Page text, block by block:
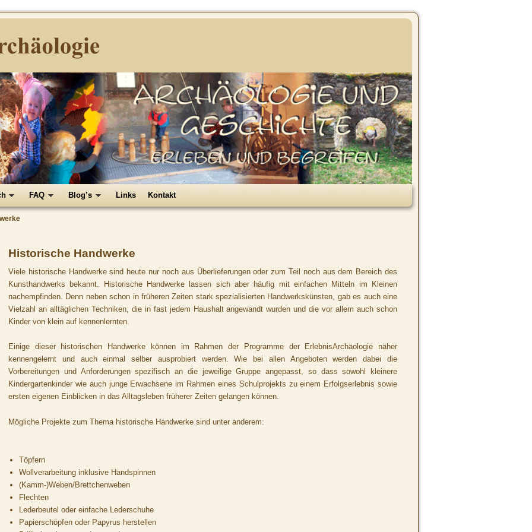
erleben und begreifen
FAQ Blog’s Links Kontakt
Historische Handwerke
Viele historische Handwerke sind heute nur noch aus Überlieferungen oder zum Teil noch aus dem Bereich des
Kunsthandwerks bekannt. Historische Handwerke lassen sich aber häufig mit einfachen Mitteln im Kleinen
nachempfinden. Denn neben schon in früheren Zeiten stark spezialisierten Handwerkskünsten, gab es auch eine
Vielzahl an alltäglichen Techniken, die in fast jedem Haushalt angewandt wurden und die vor allem auch schon
Kinder von klein auf kennenlernten.
Einige dieser historischen Handwerke können im Rahmen der Programme der ErlebnisArchäologie näher
kennengelernt und auch einmal selber ausprobiert werden. Wie bei allen Angeboten werden dabei die
Vorbereitungen und Anforderungen spezifisch an die jeweilige Gruppe angepasst, so dass sowohl kleinere
Kindergartenkinder wie auch junge Erwachsene im Rahmen eines Schulprojekts zu einem Erfolgserlebnis sowie
ersten eigenen Einblicken in das Alltagsleben früherer Zeiten gelangen können.
Mögliche Projekte zum Thema historische Handwerke sind unter anderem:
Töpfern
Wollverarbeitung inklusive Handspinnen
(Kamm-)Weben/Brettchenweben
Flechten
Lederbeutel oder einfache Lederschuhe
Papierschöpfen oder Papyrus herstellen